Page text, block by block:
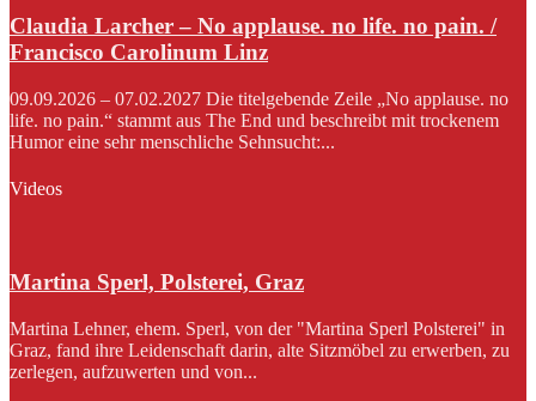
Claudia Larcher – No applause. no life. no pain. /
Francisco Carolinum Linz
09.09.2026 – 07.02.2027 Die titelgebende Zeile „No applause. no
life. no pain.“ stammt aus The End und beschreibt mit trockenem
Humor eine sehr menschliche Sehnsucht:...
Videos
Martina Sperl, Polsterei, Graz
Martina Lehner, ehem. Sperl, von der "Martina Sperl Polsterei" in
Graz, fand ihre Leidenschaft darin, alte Sitzmöbel zu erwerben, zu
zerlegen, aufzuwerten und von...